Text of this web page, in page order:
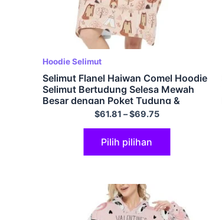
Hoodie Selimut
Selimut Flanel Haiwan Comel Hoodie
Selimut Bertudung Selesa Mewah
Besar dengan Poket Tudung &
Lengan Satu Saiz Muat Semua
$61.81 –$69.75
Pilih pilihan